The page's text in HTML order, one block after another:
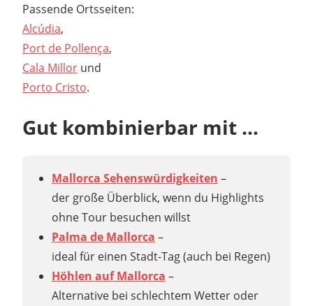
Passende Ortsseiten:
Alcúdia,
Port de Pollença,
Cala Millor und
Porto Cristo.
Gut kombinierbar mit …
Mallorca Sehenswürdigkeiten –
der große Überblick, wenn du Highlights
ohne Tour besuchen willst
Palma de Mallorca –
ideal für einen Stadt-Tag (auch bei Regen)
Höhlen auf Mallorca –
Alternative bei schlechtem Wetter oder